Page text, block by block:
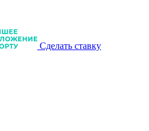
Сделать ставку